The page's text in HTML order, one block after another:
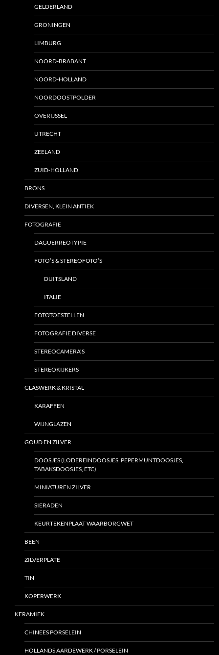
GELDERLAND
GRONINGEN
LIMBURG
NOORD-BRABANT
NOORD-HOLLAND
NOORDOOSTPOLDER
OVERIJSSEL
UTRECHT
ZEELAND
ZUID-HOLLAND
BRONS
DIVERSEN, KLEIN ANTIEK
FOTOGRAFIE
DAGUERREOTYPIE
FOTO’S & STEREOFOTO’S
DUITSLAND
ITALIE
FOTOTOESTELLEN
FOTOGRAFIE DIVERSE
STEREOCAMERA’S
STEREOKIJKERS
GLASWERK & KRISTAL
KARAFFEN
WIJNGLAZEN
GOUD EN ZILVER
DOOSJES (LODEREINDOOSJES, PEPERMUNTDOOSJES,
TABAKSDOOSJES, ETC)
MINIATUREN ZILVER
SIERADEN
KEURTEKENPLAAT WAARBORGWET
BEEN
ZILVERPLATE
TIN
KOPERWERK
KERAMIEK
CHINEES PORSELEIN
HOLLANDS AARDEWERK / PORSELEIN